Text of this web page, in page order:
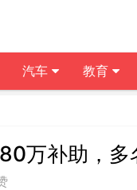
万补助，多
汽车 教育